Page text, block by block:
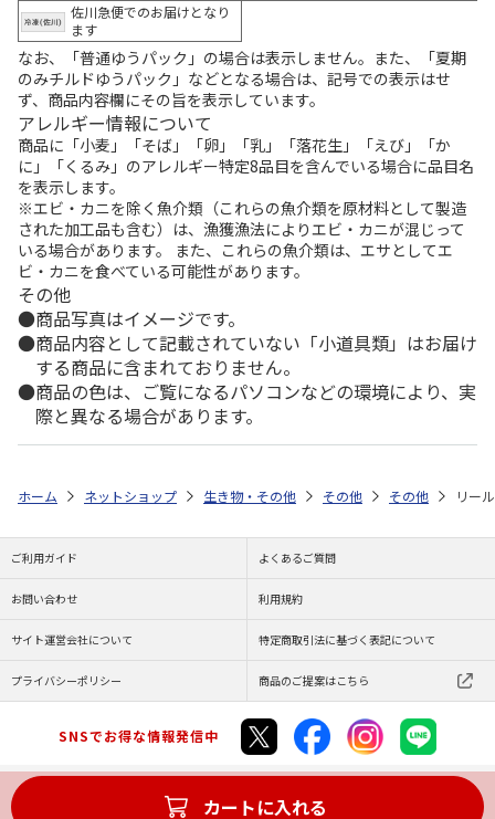
佐川急便でのお届けとなり
ます
なお、「普通ゆうパック」の場合は表示しません。また、「夏期
のみチルドゆうパック」などとなる場合は、記号での表示はせ
ず、商品内容欄にその旨を表示しています。
アレルギー情報について
商品に「小麦」「そば」「卵」「乳」「落花生」「えび」「か
に」「くるみ」のアレルギー特定8品目を含んでいる場合に品目名
を表示します。
※エビ・カニを除く魚介類（これらの魚介類を原材料として製造
された加工品も含む）は、漁獲漁法によりエビ・カニが混じって
いる場合があります。 また、これらの魚介類は、エサとしてエ
ビ・カニを食べている可能性があります。
その他
商品写真はイメージです。
商品内容として記載されていない「小道具類」はお届け
する商品に含まれておりません。
商品の色は、ご覧になるパソコンなどの環境により、実
際と異なる場合があります。
カートに入れる
ホーム ネットショップ 生き物・その他 その他 その他 リー
ご利用ガイド よくあるご質問
お問い合わせ 利用規約
サイト運営会社について 特定商取引法に基づく表記について
プライバシーポリシー 商品のご提案はこちら
SNSでお得な情報発信中